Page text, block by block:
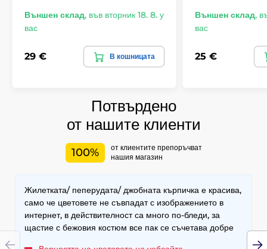
Външен склад, във вторник 18. 8. у
вас
29 € В кошницата
Външен склад,
вас
25 €
Потвърдено
от нашите клиенти
100%
от клиентите препоръчват
нашия магазин
Жилетката/ пеперудата/ джобната кърпичка е красива,
само че цветовете не съвпадат с изображението в
интернет, в действителност са много по-бледи, за
щастие с бежовия костюм все пак се съчетава добре